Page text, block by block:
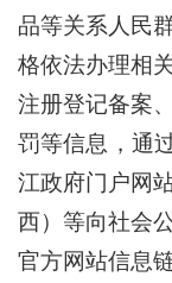
品等关系人民
格依法办理相
注册登记备案
罚等信息，通
江政府门户网
西）等向社会
官方网站信息